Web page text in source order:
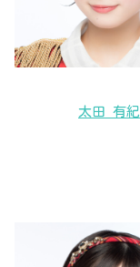
太田 有紀